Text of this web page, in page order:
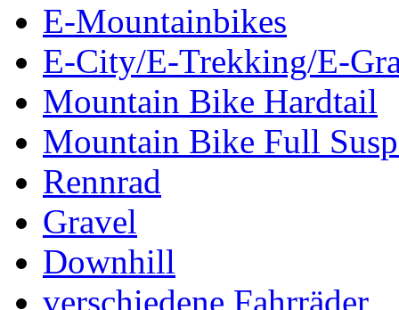
E-Mountainbikes
E-City/E-Trekking/E-
Mountain Bike Hardtail
Mountain Bike Full
Rennrad
Gravel
Downhill
verschiedene Fahrräder